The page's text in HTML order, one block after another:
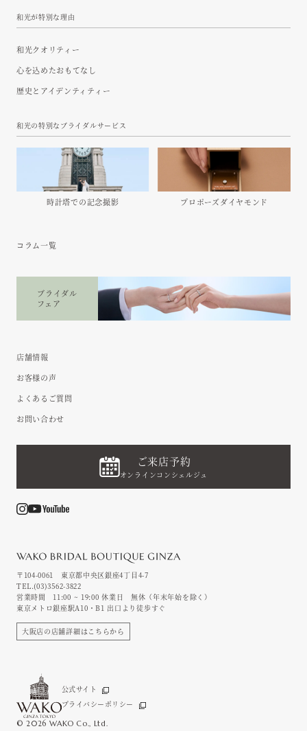
ご来店予約
オンラインコンシェルジュ
和光が特別な理由
和光クオリティー
心を込めたおもてなし
歴史とアイデンティティー
和光の特別なブライダルサービス
時計塔での記念撮影 プロポーズダイヤモンド
コラム一覧
ブライダル
フェア
店舗情報
お客様の声
よくあるご質問
お問い合わせ
ご来店予約
オンラインコンシェルジュ
〒104-0061 東京都中央区銀座4丁目4-7
TEL.(03)3562-3822
営業時間 11:00 ~ 19:00休業日 無休（年末年始を除く）
東京メトロ銀座駅A10・B1 出口より徒歩すぐ
大阪店の店舗詳細はこちらから
公式サイト
プライバシーポリシー
© 2026 WAKO Co., Ltd.